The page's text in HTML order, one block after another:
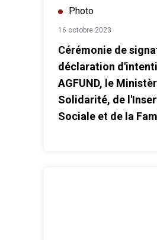
Photo
16 octobre 2023
Cérémonie de
déclaration
AGFUND, le
Solidarité, de
Sociale et de la